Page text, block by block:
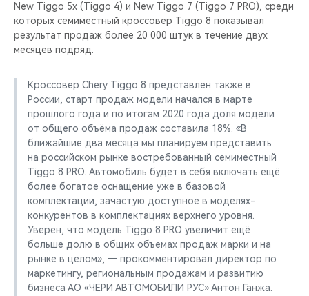
New Tiggo 5x (Tiggo 4) и New Tiggo 7 (Tiggo 7 PRO), среди
которых семиместный кроссовер Tiggo 8 показывал
результат продаж более 20 000 штук в течение двух
месяцев подряд.
Кроссовер Chery Tiggo 8 представлен также в
России, старт продаж модели начался в марте
прошлого года и по итогам 2020 года доля модели
от общего объёма продаж составила 18%. «В
ближайшие два месяца мы планируем представить
на российском рынке востребованный семиместный
Tiggo 8 PRO. Автомобиль будет в себя включать ещё
более богатое оснащение уже в базовой
комплектации, зачастую доступное в моделях-
конкурентов в комплектациях верхнего уровня.
Уверен, что модель Tiggo 8 PRO увеличит ещё
больше долю в общих объемах продаж марки и на
рынке в целом», — прокомментировал директор по
маркетингу, региональным продажам и развитию
бизнеса АО «ЧЕРИ АВТОМОБИЛИ РУС» Антон Ганжа.